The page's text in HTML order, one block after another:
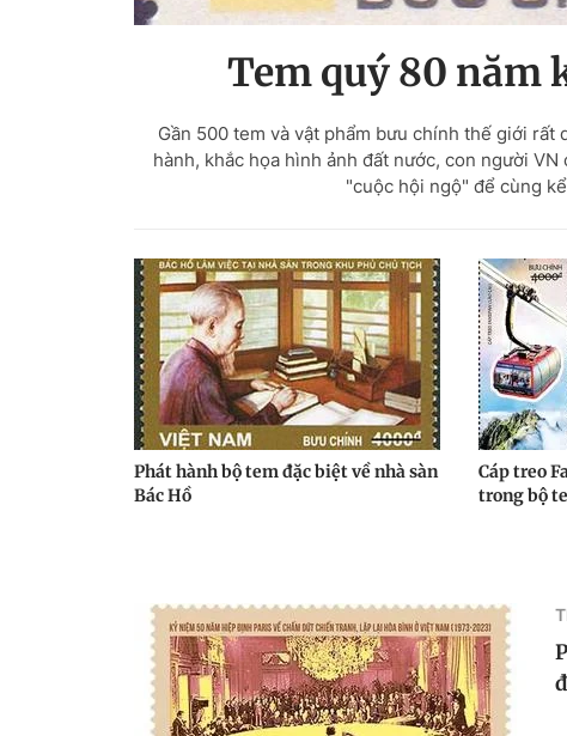
Tem quý 80 năm
Gần 500 tem và vật phẩm bưu chính thế giới rất
hành, khắc họa hình ảnh đất nước, con người
"cuộc hội ngộ" để cùng
Phát hành bộ tem đặc biệt về nhà sàn
Bác Hồ
Cáp treo
trong bộ